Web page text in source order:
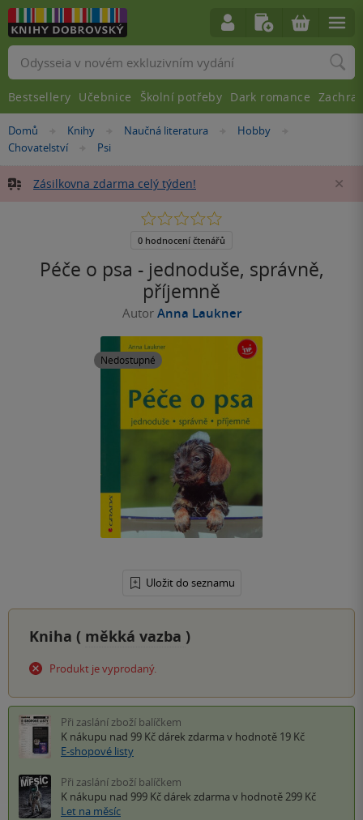
Nacházíte
se
Domů »Knihy »Naučná literatura »Hobby
Chovatelství »Psi
Zásilkovna zdarma celý týden!
Péče o psa - jednoduše, správně,
příjemně
Autor Anna Laukner
Nedostupné
Uložit do seznamu
0.0
5
0 hodnocení čtenářů
Kniha ( měkká vazba )
Produkt je vyprodaný.
Při zaslání zboží balíčkem
K nákupu nad 99 Kč dárek zdarma v hodnotě 19 Kč
E-shopové listy
Při zaslání zboží balíčkem
K nákupu nad 999 Kč dárek zdarma v hodnotě 299 Kč
Let na měsíc
Vyhledávání
Bestsellery Učebnice Školní potřeby Dark romance